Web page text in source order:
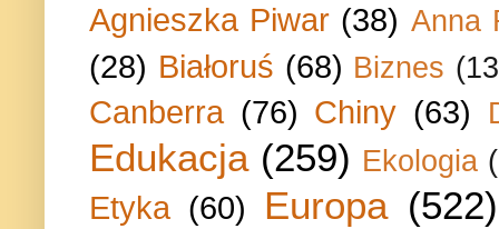
Agnieszka Piwar (38) Anna
(28) Białoruś (68) Biznes
Canberra (76) Chiny (63)
Edukacja (259) Ekologia
Etyka (60) Europa (522)